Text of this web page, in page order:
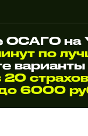
на
по
варианты
6000